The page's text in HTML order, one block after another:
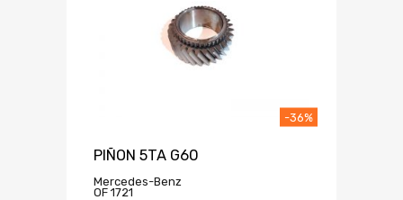
PIÑON 5TA G60
Mercedes-Benz
OF 1721
-36%